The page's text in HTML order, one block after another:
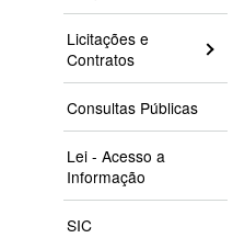
Licitações e
Contratos
Consultas Públicas
Lei - Acesso a
Informação
SIC